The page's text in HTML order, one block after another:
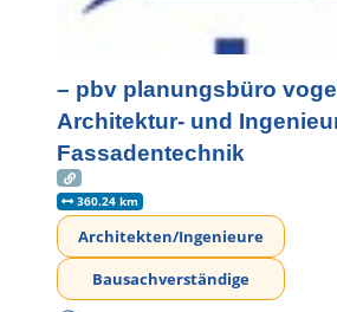
– pbv planungsbüro
Architektur- und
Fassadentechnik
360.24 km
Architekten/Ingenieure
Bausachverständige